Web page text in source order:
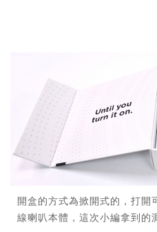
開盒的方式為掀開式的，打
線喇叭本體，這次小編拿到的